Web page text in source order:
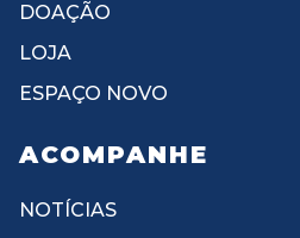
DOAÇÃO
LOJA
ESPAÇO NOVO
ACOMPANHE
NOTÍCIAS